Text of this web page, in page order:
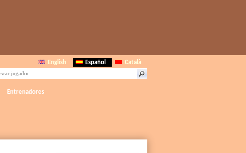
English Español Català
Entrenadores